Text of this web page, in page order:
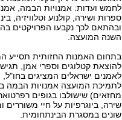
לחמש ועדות: אמנויות הבמה,
ספרות ושירה, קולנוע וטלוויזיה,
ובהתאם לכך נקבעו הפרויקטים
השנה המועצה.
בתחום האמנות החזותית תסייע
להוצאת קטלוגים וספרי אמן, תגיש
לאמנים ישראלים המציגים
לתמיכת המועצה אמנויות הבמה
מחזאים) שישולבו בגופים
שירה, ביוגרפיות על חיי
שונים במסגרת הבינתחומית.